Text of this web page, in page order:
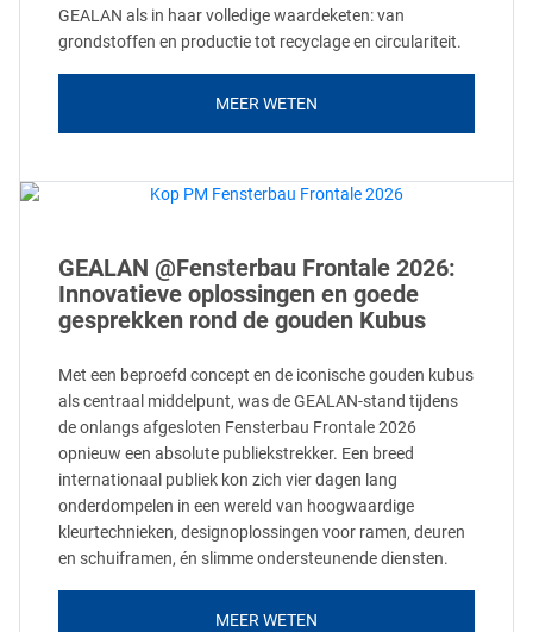
GEALAN als in haar volledige waardeketen: van
grondstoffen en productie tot recyclage en circulariteit.
MEER WETEN
GEALAN @Fensterbau Frontale 2026:
Innovatieve oplossingen en goede
gesprekken rond de gouden Kubus
Met een beproefd concept en de iconische gouden kubus
als centraal middelpunt, was de GEALAN-stand tijdens
de onlangs afgesloten Fensterbau Frontale 2026
opnieuw een absolute publiekstrekker. Een breed
internationaal publiek kon zich vier dagen lang
onderdompelen in een wereld van hoogwaardige
kleurtechnieken, designoplossingen voor ramen, deuren
en schuiframen, én slimme ondersteunende diensten.
MEER WETEN